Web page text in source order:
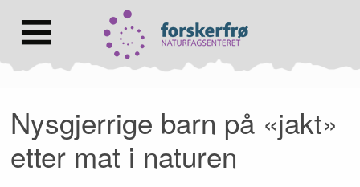
Hovedmeny
til
forsiden
Nysgjerrige barn på «jakt»
etter mat i naturen